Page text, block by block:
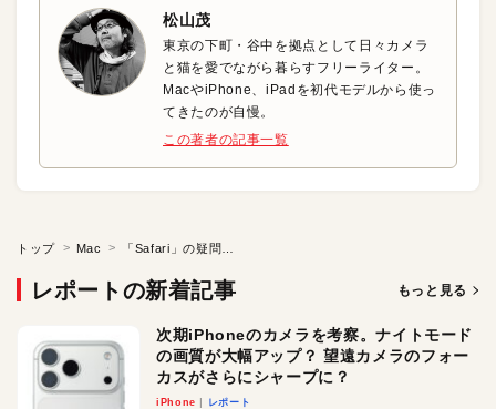
松山茂
東京の下町・谷中を拠点として日々カメラ
と猫を愛でながら暮らすフリーライター。
MacやiPhone、iPadを初代モデルから使っ
てきたのが自慢。
この著者の記事一覧
トップ Mac
レポートの新着記事 もっと見る
次期iPhoneのカメラを考察。ナイトモード
の画質が大幅アップ？ 望遠カメラのフォー
カスがさらにシャープに？
iPhone レポート